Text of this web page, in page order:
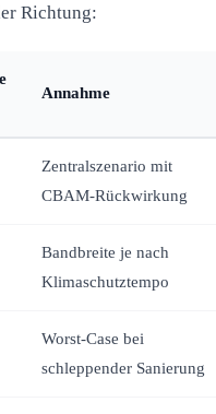
Richtung:
Annahme
Zentralszenario mit
CBAM-Rückwirkung
Bandbreite je nach
Klimaschutztempo
Worst-Case bei
schleppender Sanierung